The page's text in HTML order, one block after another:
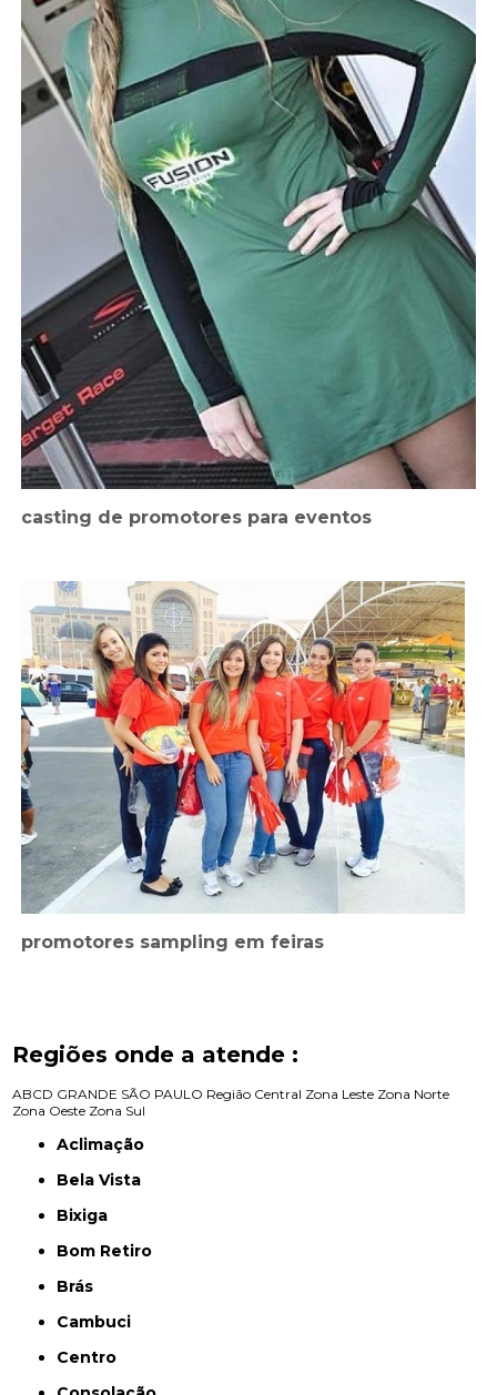
casting de promotores para eventos
promotores sampling em feiras
Regiões onde a atende :
ABCD GRANDE SÃO PAULO Região Central Zona Leste Zona Norte
Zona Oeste Zona Sul
Aclimação
Bela Vista
Bixiga
Bom Retiro
Brás
Cambuci
Centro